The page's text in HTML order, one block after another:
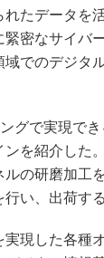
たデータを
密なサイバ
でのデジタ
グで実現で
を紹介した
の研磨加工
い、出荷す
現した各種